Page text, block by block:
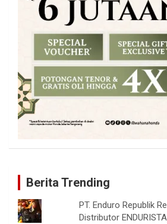
Berita Trending
PT. Enduro Republik
Distributor